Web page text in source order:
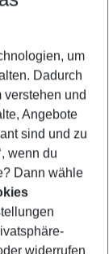
um
Dadurch
verstehen und
Angebote
sind und zu
, wenn du
Dann wähle
widerrufen